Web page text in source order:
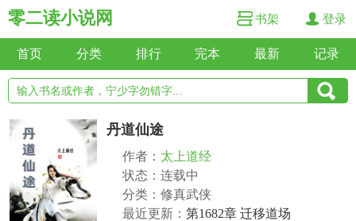
零二读小说网 书架 登录
首页 分类 排行 完本 最新 记录
丹道仙途
作者： 太上道经
状态：连载中
分类：修真武侠
最近更新： 第1682章 迁移道场